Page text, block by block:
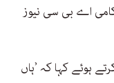
اے بی سی نیوز
ہوئے کہا کہ ’ہاں